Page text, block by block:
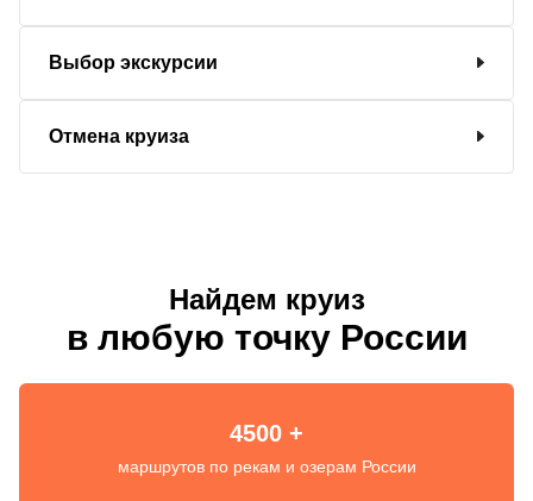
Выбор экскурсии
Отмена круиза
Найдем круиз
в любую точку России
4500 +
маршрутов по рекам и озерам России